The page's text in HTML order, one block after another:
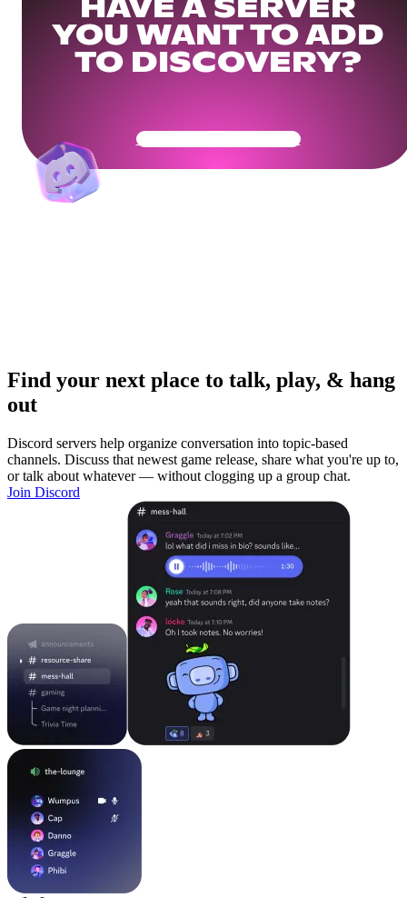
HAVE A SERVER
YOU WANT TO ADD
TO DISCOVERY?
Get Your Community Ready
Find your next place to talk, play, & hang
out
Discord servers help organize conversation into topic-based
channels. Discuss that newest game release, share what you're up to,
or talk about whatever — without clogging up a group chat.
Join Discord